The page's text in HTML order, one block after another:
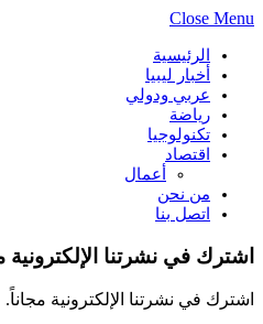
Close Menu
الرئيسية
أخبار ليبيا
عربي ودولي
رياضة
تكنولوجيا
اقتصاد
أعمال
من نحن
اتصل بنا
اشترك في نشرتنا الإلكترونية
اشترك في نشرتنا الإلكترونية مجاناً.